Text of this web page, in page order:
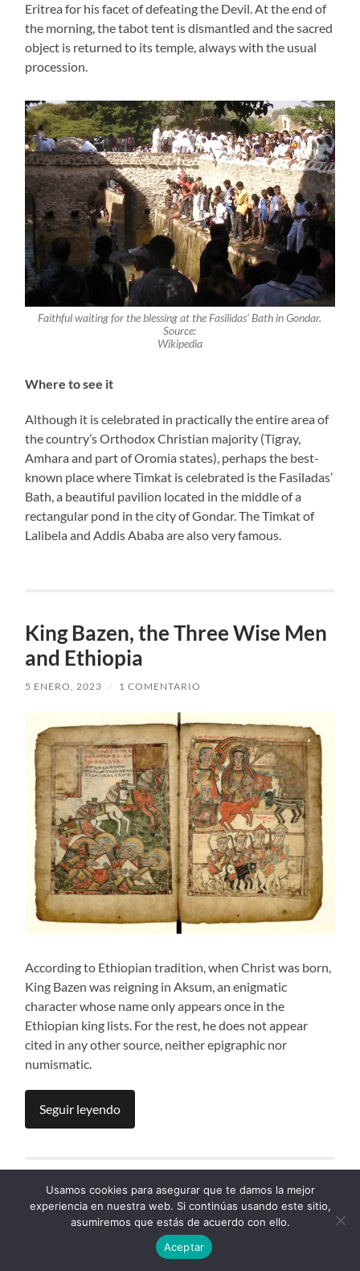
Eritrea for his facet of defeating the Devil. At the end of
the morning, the tabot tent is dismantled and the sacred
object is returned to its temple, always with the usual
procession.
Faithful waiting for the blessing at the Fasilidas’ Bath in Gondar.
Source:
Wikipedia
Where to see it
Although it is celebrated in practically the entire area of
the country’s Orthodox Christian majority (Tigray,
Amhara and part of Oromia states), perhaps the best-
known place where Timkat is celebrated is the Fasiladas’
Bath, a beautiful pavilion located in the middle of a
rectangular pond in the city of Gondar. The Timkat of
Lalibela and Addis Ababa are also very famous.
King Bazen, the Three Wise Men
and Ethiopia
5 ENERO, 2023 / 1 COMENTARIO
According to Ethiopian tradition, when Christ was born,
King Bazen was reigning in Aksum, an enigmatic
character whose name only appears once in the
Ethiopian king lists. For the rest, he does not appear
cited in any other source, neither epigraphic nor
numismatic.
Seguir leyendo
Curso online de Ge’ez (Etiópico
Clásico) – Del 1 de enero de 2023
al 28 de febrero de 2023
Usamos cookies para asegurar que te damos la mejor
experiencia en nuestra web. Si continúas usando este sitio,
asumiremos que estás de acuerdo con ello.
Aceptar